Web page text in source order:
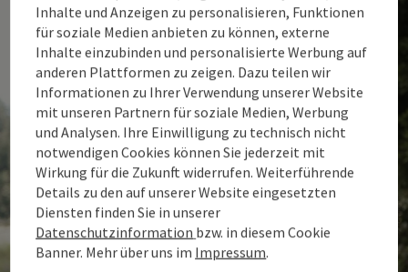
Inhalte und Anzeigen zu personalisieren, Funktionen
für soziale Medien anbieten zu können, externe
Inhalte einzubinden und personalisierte Werbung auf
anderen Plattformen zu zeigen. Dazu teilen wir
Informationen zu Ihrer Verwendung unserer Website
mit unseren Partnern für soziale Medien, Werbung
und Analysen. Ihre Einwilligung zu technisch nicht
notwendigen Cookies können Sie jederzeit mit
Wirkung für die Zukunft widerrufen. Weiterführende
Details zu den auf unserer Website eingesetzten
Diensten finden Sie in unserer
Datenschutzinformation bzw. in diesem Cookie
Banner. Mehr über uns im Impressum.